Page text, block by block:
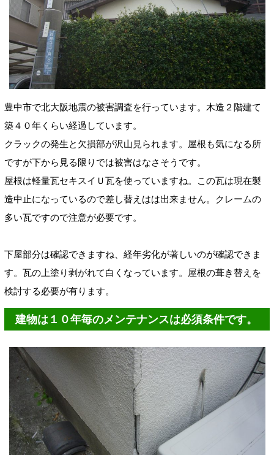
豊中市で北大阪地震の被害調査を行っています。木造２階建て
築４０年くらい経過しています。
クラックの発生と欠損部が沢山見られます。屋根も気になる所
ですが下から見る限りでは被害はなさそうです。
屋根は軽量瓦セキスイＵ瓦を使っていますね。この瓦は現在製
造中止になっているので差し替えはは出来ません。クレームの
多い瓦ですので注意が必要です。
下屋部分は確認できますね、経年劣化が著しいのが確認できま
す。瓦の上塗り剥がれて白くなっています。屋根の葺き替えを
検討する必要が有ります。
建物は１０年毎のメンテナンスは必須条件です。